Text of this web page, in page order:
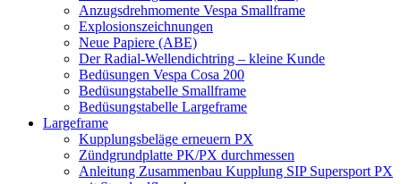
Anzugsdrehmomente Vespa Smallframe
Explosionszeichnungen
Neue Papiere (ABE)
Der Radial-Wellendichtring – kleine Kunde
Bedüsungen Vespa Cosa 200
Bedüsungstabelle Smallframe
Bedüsungstabelle Largeframe
Largeframe
Kupplungsbeläge erneuern PX
Zündgrundplatte PK/PX durchmessen
Anleitung Zusammenbau Kupplung SIP Supersport PX